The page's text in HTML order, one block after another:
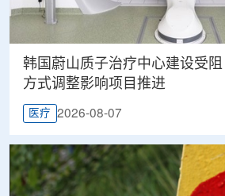
韩国蔚山质子治疗中心建设受
方式调整影响项目推进
医疗 2026-08-07